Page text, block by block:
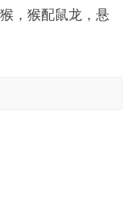
，猴配鼠龙，悬